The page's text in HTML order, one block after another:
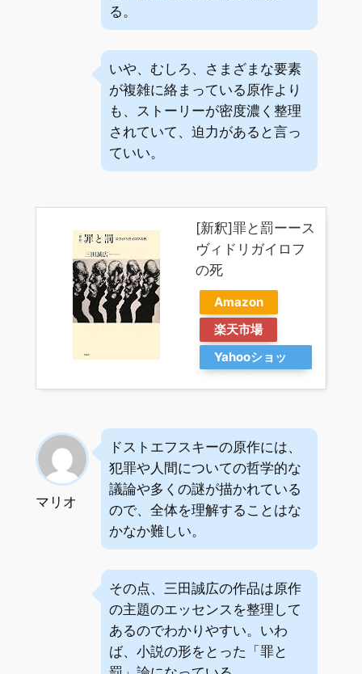
る。
いや、むしろ、さまざまな要素
が複雑に絡まっている原作より
も、ストーリーが密度濃く整理
されていて、迫力があると言っ
ていい。
[新釈]罪と罰ーース
ヴィドリガイロフ
の死
Amazon
楽天市場
Yahooショッ
マリオ
ドストエフスキーの原作には、
犯罪や人間についての哲学的な
議論や多くの謎が描かれている
ので、全体を理解することはな
かなか難しい。
その点、三田誠広の作品は原作
の主題のエッセンスを整理して
あるのでわかりやすい。いわ
ば、小説の形をとった「罪と